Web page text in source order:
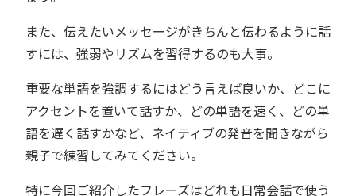
また、伝えたいメッセージがきちんと伝わるように話
すには、強弱やリズムを習得するのも大事。
重要な単語を強調するにはどう言えば良いか、どこに
アクセントを置いて話すか、どの単語を速く、どの単
語を遅く話すかなど、ネイティブの発音を聞きながら
親子で練習してみてください。
特に今回ご紹介したフレーズはどれも日常会話で使う